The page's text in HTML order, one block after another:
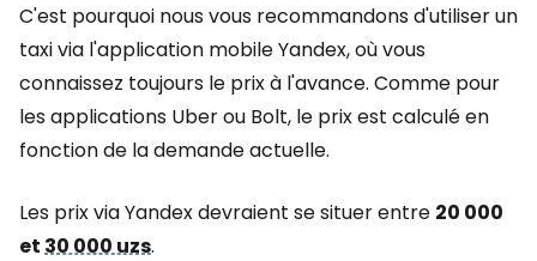
C'est pourquoi nous vous recommandons d'utiliser un
taxi via l'application mobile Yandex, où vous
connaissez toujours le prix à l'avance. Comme pour
les applications Uber ou Bolt, le prix est calculé en
fonction de la demande actuelle.
Les prix via Yandex devraient se situer entre 20 000
et30 000 uzs.